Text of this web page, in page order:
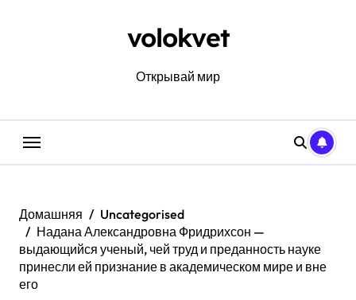
volokvet
Открывай мир
Домашняя
Uncategorised
Надана Александровна Фридрихсон —
выдающийся ученый, чей труд и преданность науке
принесли ей признание в академическом мире и вне
его